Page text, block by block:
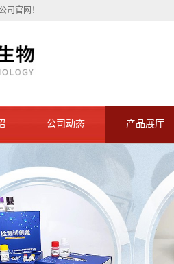
司官网！
公司动态 产品展厅